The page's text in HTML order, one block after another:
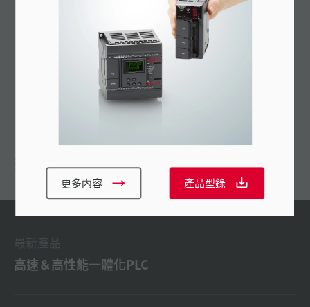
以10-μs的中斷與30-kHz高速計數器進行快速處理，
親切的 Windows™階梯圖軟體
推薦
高速＆高性能一體化PLC
更多内容 產品型錄